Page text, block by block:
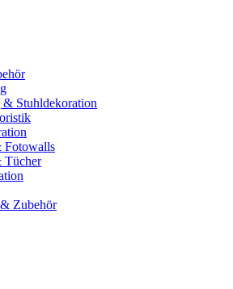
& Stuhldekoration
Fotowalls
Tücher
Zubehör